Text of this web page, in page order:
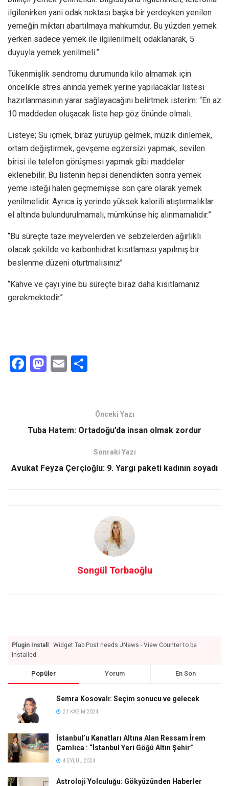
ilgilenirken yani odak noktası başka bir yerdeyken yenilen
yemeğin miktarı abartılmaya mahkumdur. Bu yüzden yemek
yerken sadece yemek ile ilgilenilmeli; odaklanarak, 5
duyuyla yemek yenilmeli.”
Tükenmişlik sendromu durumunda kilo almamak için
öncelikle stres anında yemek yerine yapılacaklar listesi
hazırlanmasının yarar sağlayacağını belirtmek isterim: “En az
10 maddeden oluşacak liste hep göz önünde olmalı.
Listeye; Su içmek, biraz yürüyüp gelmek, müzik dinlemek,
ortam değiştirmek, gevşeme egzersizi yapmak, sevilen
birisi ile telefon görüşmesi yapmak gibi maddeler
eklenebilir. Bu listenin hepsi denendikten sonra yemek
yeme isteği halen geçmemişse son çare olarak yemek
yenilmelidir. Ayrıca iş yerinde yüksek kalorili atıştırmalıklar
el altında bulundurulmamalı, mümkünse hiç alınmamalıdır.”
‘’Bu süreçte taze meyvelerden ve sebzelerden ağırlıklı
olacak şekilde ve karbonhidrat kısıtlaması yapılmış bir
beslenme düzeni oturtmalısınız’’
‘’Kahve ve çayı yine bu süreçte biraz daha kısıtlamanız
gerekmektedir.’’
F
o
k
M
d
n
E
Önceki Yazı
Tuba Hatem: Ortadoğu’da insan olmak zordur
Sonraki Yazı
Avukat Feyza Çerçioğlu: 9. Yargı paketi kadının soyadı
Songül Torbaoğlu
Plugin Install
: Widget Tab Post needs JNews - View Counter to be
installed
Popüler Yorum En Son
Semra Kosovalı: Seçim sonucu ve gelecek
21 KASIM 2024
İstanbul’u Kanatları Altına Alan Ressam İrem
Çamlıca : “İstanbul Yeri Göğü Altın Şehir”
4 EYLÜL 2024
Astroloji Yolculuğu: Gökyüzünden Haberler